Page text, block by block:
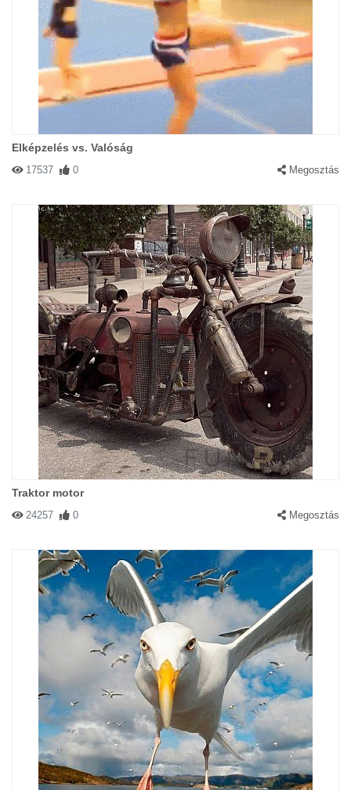
Elképzelés vs. Valóság
17537 0 Megosztás
Traktor motor
24257 0 Megosztás